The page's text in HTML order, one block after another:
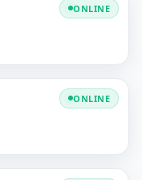
ONLINE
ONLINE